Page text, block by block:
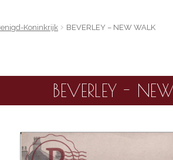
Koninkrijk BEVERLEY – NEW WALK
BEVERLEY -